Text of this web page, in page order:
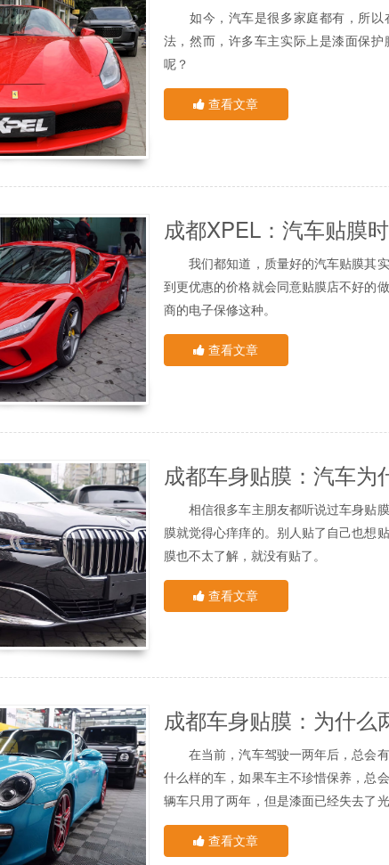
都兴勤源--XPEL中国1号直营店
本文所有图片和视频均为XPEL中国1
享!转载请注明xpelchina.com.cn 来源
康，影响出行。
劣质的汽车贴膜容易起泡，影响爱车
视觉疲劳，甚至使车内人员感到头晕恶心
如何选择一个大品牌？看看他的名声
优质产品的保护，高质量的产品是一个品
如今，汽车是很多家庭都有，所以
法，然而，许多车主实际上是漆面保
呢？
小编经常看到车随意停在路边，风吹
物。真正的爱车的人会保护汽车漆面，
隐形车衣是具有强的韧性，一般的小
人都知道，忧愁的是车留下了刮痕，颜
解决。
其次，爱美之心，贴隐形车衣能将漆
镀晶、等都不再需要。
虽然说漆面保护膜相比镀晶等价格较
的。成都车身贴膜，为你爱车穿上自己
查看文章
成都XPEL：汽车贴膜
我们都知道，质量好的汽车贴膜其实
到更优惠的价格就会同意贴膜店不好的
商的电子保修这种。
这种还比较多，造成车主在挑选汽车
些车主并不了解清楚。
续发现贴膜存在质量问题，如何解决也
“三分膜 ，七分贴”，贴膜环境和技
质保店对店铺环境、技师技术、质保要
个店面质保的店面、我们需要对门店是
三、产品真伪难辨
劣质、来源不明的膜是对车主们身体
而这一点问题也是很多不良商家害怕车
个膜不仅没用，更严重的是行车安全，
查看文章
相信很多车主朋友都听说过车身贴膜
膜就觉得心痒痒的。别人贴了自己也想
膜也不太了解，就没有贴了。
今天就来我们聊聊车身贴膜这回事，
贴车衣是不会伤到车漆，贴车衣时切
膜，不会伤害汽车漆本身。
03.贴上车衣后有哪些注意事项？
(1)贴完车衣后，一周内不能进行洗
看边角是否起边，车漆上有没有空气泡等
(2)建议后续洗车使用中性、环保、无
查看文章
在当前，汽车驾驶一两年后，总会有
什么样的车，如果车主不珍惜保养，总
辆车只用了两年，但是漆面已经失去了
原因。
一，我们需要对汽车漆有一个简单的
查看文章